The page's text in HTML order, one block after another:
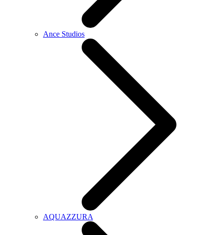
Ance Studios
AQUAZZURA